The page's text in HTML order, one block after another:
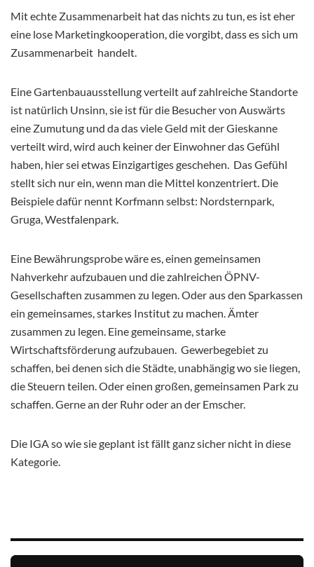
Mit echte Zusammenarbeit hat das nichts zu tun, es ist eher
eine lose Marketingkooperation, die vorgibt, dass es sich um
Zusammenarbeit handelt.
Eine Gartenbauausstellung verteilt auf zahlreiche Standorte
ist natürlich Unsinn, sie ist für die Besucher von Auswärts
eine Zumutung und da das viele Geld mit der Gieskanne
verteilt wird, wird auch keiner der Einwohner das Gefühl
haben, hier sei etwas Einzigartiges geschehen. Das Gefühl
stellt sich nur ein, wenn man die Mittel konzentriert. Die
Beispiele dafür nennt Korfmann selbst: Nordsternpark,
Gruga, Westfalenpark.
Eine Bewährungsprobe wäre es, einen gemeinsamen
Nahverkehr aufzubauen und die zahlreichen ÖPNV-
Gesellschaften zusammen zu legen. Oder aus den Sparkassen
ein gemeinsames, starkes Institut zu machen. Ämter
zusammen zu legen. Eine gemeinsame, starke
Wirtschaftsförderung aufzubauen. Gewerbegebiet zu
schaffen, bei denen sich die Städte, unabhängig wo sie liegen,
die Steuern teilen. Oder einen großen, gemeinsamen Park zu
schaffen. Gerne an der Ruhr oder an der Emscher.
Die IGA so wie sie geplant ist fällt ganz sicher nicht in diese
Kategorie.